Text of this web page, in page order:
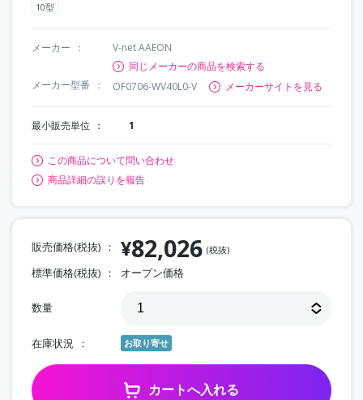
10型
メーカー
V-net AAEON
同じメーカーの商品を検索する
メーカー型番
OF0706-WV40L0-V メーカーサイトを見る
最小販売単位 1
この商品について問い合わせ
商品詳細の誤りを報告
販売価格(税抜) ¥82,026 (税抜)
標準価格(税抜) オープン価格
数量
在庫状況 お取り寄せ
カートへ入れる